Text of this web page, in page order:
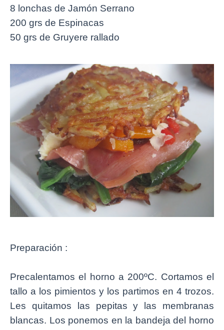
8 lonchas de Jamón Serrano
200 grs de Espinacas
50 grs de Gruyere rallado
Preparación :
Precalentamos el horno a 200ºC. Cortamos el
tallo a los pimientos y los partimos en 4 trozos.
Les quitamos las pepitas y las membranas
blancas. Los ponemos en la bandeja del horno